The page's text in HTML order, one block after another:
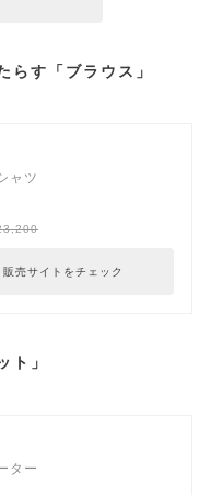
らす「ブラウス」
ャツ
販売サイトをチェック
ト」
ター